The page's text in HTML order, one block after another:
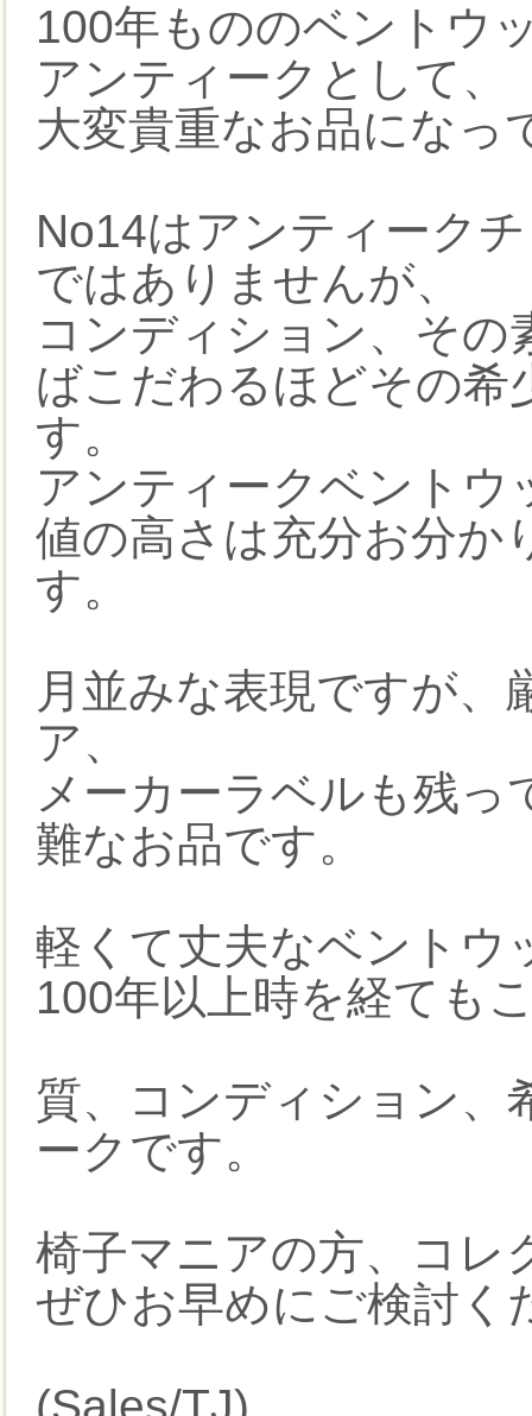
100年もののベントウ
アンティークとして、
大変貴重なお品になっ
No14はアンティーク
ではありませんが、
コンディション、そ
ばこだわるほどその希
す。
アンティークベント
値の高さは充分お分か
す。
月並みな表現ですが、
ア、
メーカーラベルも残っ
難なお品です。
軽くて丈夫なベントウ
100年以上時を経ても
質、コンディション、
ークです。
椅子マニアの方、コレ
ぜひお早めにご検討く